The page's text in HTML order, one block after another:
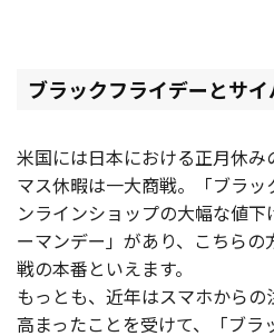
ブラックフライデーとサ
米国には日本における正月休
マス休暇は一大商戦。「ブラ
ンラインショップの大幅な値
ーマンデー」があり、こちらの
戦の本番といえます。
もっとも、近年はスマホから
高まったことを受けて、「ブラ